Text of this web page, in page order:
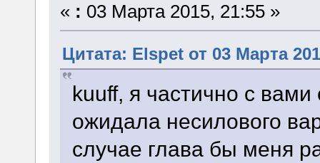
« : 03 Марта 2015, 21:55 »
Цитата: Elspet от 03 Марта
kuuff, я частично с вами
ожидала несилового
случае глава бы меня